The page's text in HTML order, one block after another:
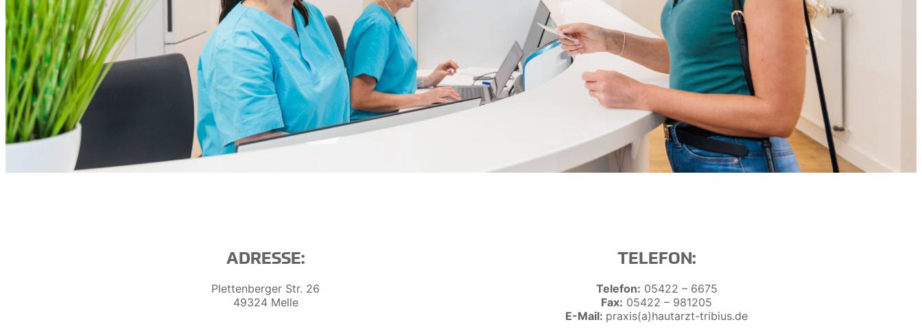
ADRESSE:
Plettenberger Str. 26
49324 Melle
TELEFON:
Telefon: 05422 – 6675
Fax: 05422 – 981205
E-Mail: praxis(a)hautarzt-tribius.de